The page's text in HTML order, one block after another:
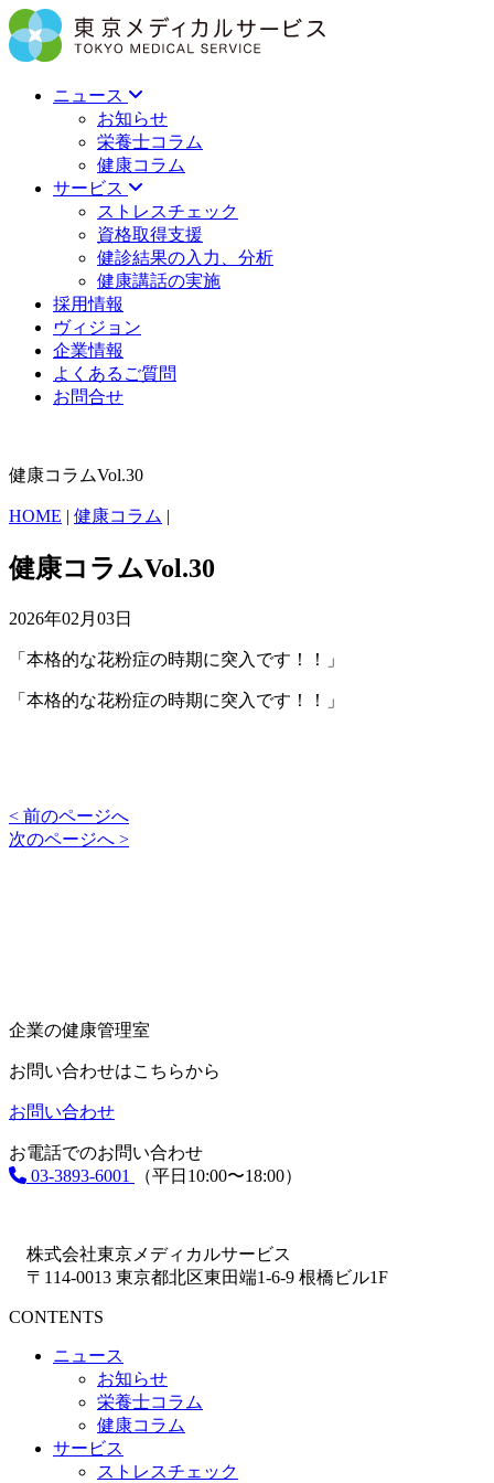
ニュース
お知らせ
栄養士コラム
健康コラム
サービス
ストレスチェック
資格取得支援
健診結果の入力、分析
健康講話の実施
採用情報
ヴィジョン
企業情報
よくあるご質問
お問合せ
健康コラムVol.30
HOME | 健康コラム |
健康コラムVol.30
2026年02月03日
「本格的な花粉症の時期に突入です！！」
「本格的な花粉症の時期に突入です！！」
< 前のページへ
次のページへ >
企業の健康管理室
お問い合わせはこちらから
お問い合わせ
お電話でのお問い合わせ
03-3893-6001
（平日10:00〜18:00）
株式会社東京メディカルサービス
〒114-0013 東京都北区東田端1-6-9 根橋ビル1F
CONTENTS
ニュース
お知らせ
栄養士コラム
健康コラム
サービス
ストレスチェック